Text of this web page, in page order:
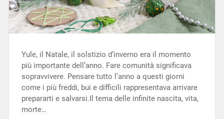
Yule, il Natale, il solstizio d’inverno era il momento
più importante dell’anno. Fare comunità significava
sopravvivere. Pensare tutto l’anno a questi giorni
come i più freddi, bui e difficili rappresentava arrivare
prepararti e salvarsi.Il tema delle infinite nascita, vita,
morte…